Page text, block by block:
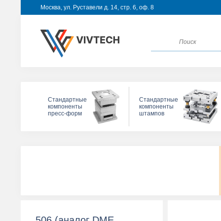
Москва, ул. Руставели д. 14, стр. 6, оф. 8
Стандартные
компоненты
пресс-форм
Стандартные
компоненты
штампов